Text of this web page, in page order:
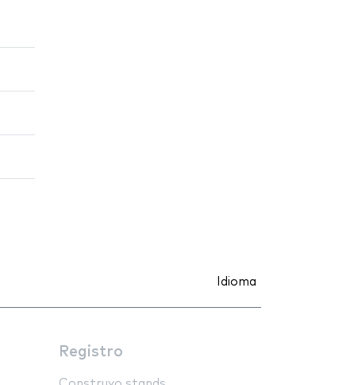
Idioma
Registro